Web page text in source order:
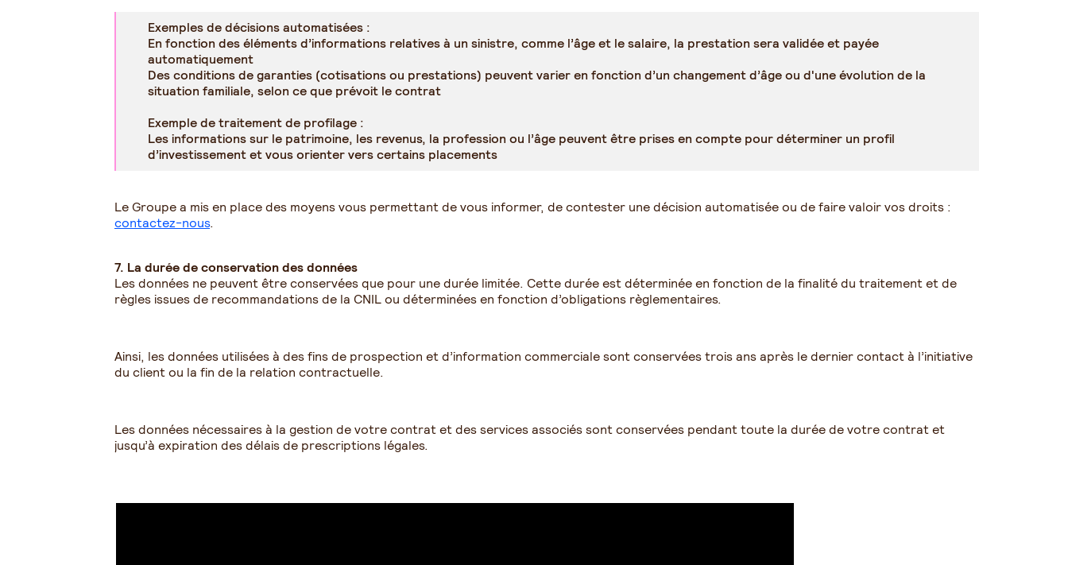
Exemples de décisions automatisées :
En fonction des éléments d’informations relatives à un sinistre, comme l’âge et le salaire, la prestation sera validée et payée
automatiquement
Des conditions de garanties (cotisations ou prestations) peuvent varier en fonction d’un changement d’âge ou d'une évolution de la
situation familiale, selon ce que prévoit le contrat
Exemple de traitement de profilage :
Les informations sur le patrimoine, les revenus, la profession ou l’âge peuvent être prises en compte pour déterminer un profil
d’investissement et vous orienter vers certains placements
Le Groupe a mis en place des moyens vous permettant de vous informer, de contester une décision automatisée ou de faire valoir vos droits :
contactez-nous.
7. La durée de conservation des données
Les données ne peuvent être conservées que pour une durée limitée. Cette durée est déterminée en fonction de la finalité du traitement et de
règles issues de recommandations de la CNIL ou déterminées en fonction d’obligations règlementaires.
Ainsi, les données utilisées à des fins de prospection et d’information commerciale sont conservées trois ans après le dernier contact à l’initiative
du client ou la fin de la relation contractuelle.
Les données nécessaires à la gestion de votre contrat et des services associés sont conservées pendant toute la durée de votre contrat et
jusqu’à expiration des délais de prescriptions légales.